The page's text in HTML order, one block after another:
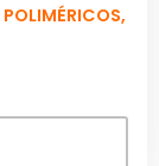
POLIMÉRICOS,